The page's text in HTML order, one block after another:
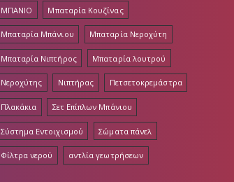
ΜΠΑΝΙΟ Μπαταρία Κουζίνας
Μπαταρία Μπάνιου Μπαταρία Νεροχύτη
Μπαταρία Νιπτήρος Μπαταρία λουτρού
Νεροχύτης Νιπτήρας Πετσετοκρεμάστρα
Πλακάκια Σετ Επίπλων Μπάνιου
Σύστημα Εντοιχισμού Σώματα πάνελ
Φίλτρα νερού αντλία γεωτρήσεων